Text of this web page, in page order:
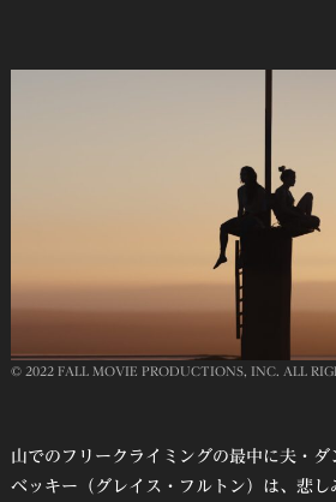
© 2022 FALL MOVIE PRODUCTIONS, INC. ALL
山でのフリークライミングの最中に夫・ダ
ベッキー（グレイス・フルトン）は、悲